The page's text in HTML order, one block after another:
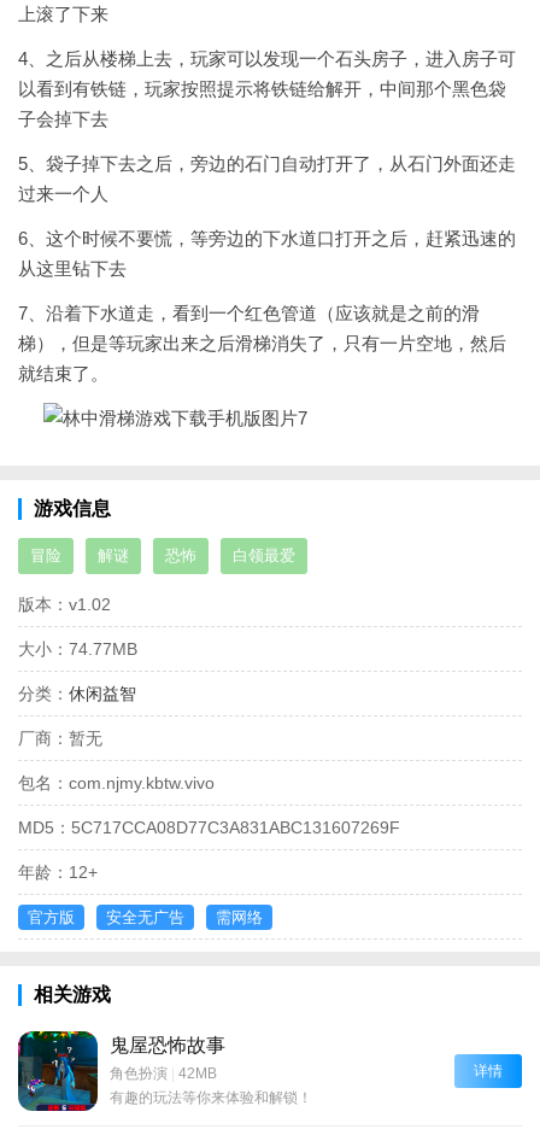
上滚了下来
4、之后从楼梯上去，玩家可以发现一个石头房子，进入房子可
以看到有铁链，玩家按照提示将铁链给解开，中间那个黑色袋
子会掉下去
5、袋子掉下去之后，旁边的石门自动打开了，从石门外面还走
过来一个人
6、这个时候不要慌，等旁边的下水道口打开之后，赶紧迅速的
从这里钻下去
7、沿着下水道走，看到一个红色管道（应该就是之前的滑
梯），但是等玩家出来之后滑梯消失了，只有一片空地，然后
就结束了。
游戏信息
冒险 解谜 恐怖 白领最爱
版本： v1.02
大小： 74.77MB
分类： 休闲益智
厂商： 暂无
包名： com.njmy.kbtw.vivo
MD5： 5C717CCA08D77C3A831ABC131607269F
年龄： 12+
官方版 安全无广告 需网络
相关游戏
鬼屋恐怖故事
角色扮演 | 42MB
有趣的玩法等你来体验和解锁！
详情